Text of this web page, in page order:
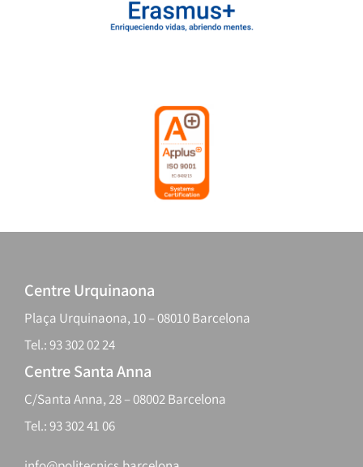
Centre Urquinaona
Plaça Urquinaona, 10 – 08010 Barcelona
Tel.: 93 302 02 24
Centre Santa Anna
C/Santa Anna, 28 – 08002 Barcelona
Tel.: 93 302 41 06